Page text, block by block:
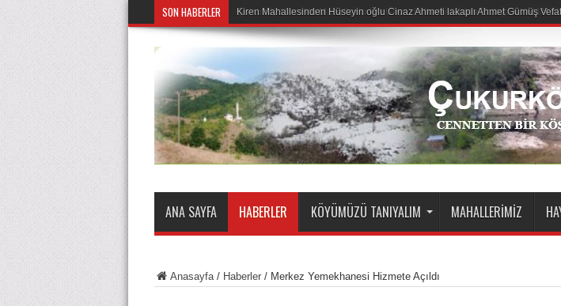
SON HABERLER Çukurköy Mocuklu Mahallesinden Ünye’de İkamet Eden Erdoğan YAMAN
ANA SAYFA HABERLER KÖYÜMÜZÜ TANIYALIM MAHALLERIMIZ
Anasayfa/ Haberler/ Merkez Yemekhanesi Hizmete Açıldı